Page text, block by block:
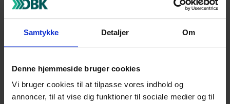
Samtykke Detaljer Om
Denne hjemmeside bruger cookies
Vi bruger cookies til at tilpasse vores indhold og
annoncer, til at vise dig funktioner til sociale medier og til
Vedhæft filer
Vælg filer